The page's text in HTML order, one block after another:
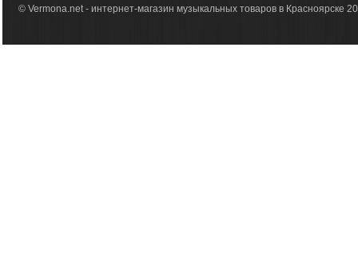
© Vermona.net - интернет-магазин музыкальных товаров в Красноярске